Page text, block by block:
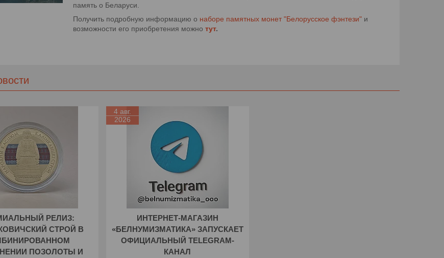
память о Беларуси.
Получить подробную информацию о наборе памятных монет "Белорусское фэнтези" и
возможности его приобретения можно тут.
РЕЛИЗ:
СТРОЙ В
ПОЗОЛОТЫ И
4 авг.
2026
ИНТЕРНЕТ-МАГАЗИН
«БЕЛНУМИЗМАТИКА» ЗАПУСКАЕТ
ОФИЦИАЛЬНЫЙ TELEGRAM-
КАНАЛ